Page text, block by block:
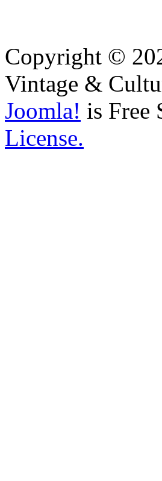
Copyright ©
Vintage &
Joomla! is Free
License.